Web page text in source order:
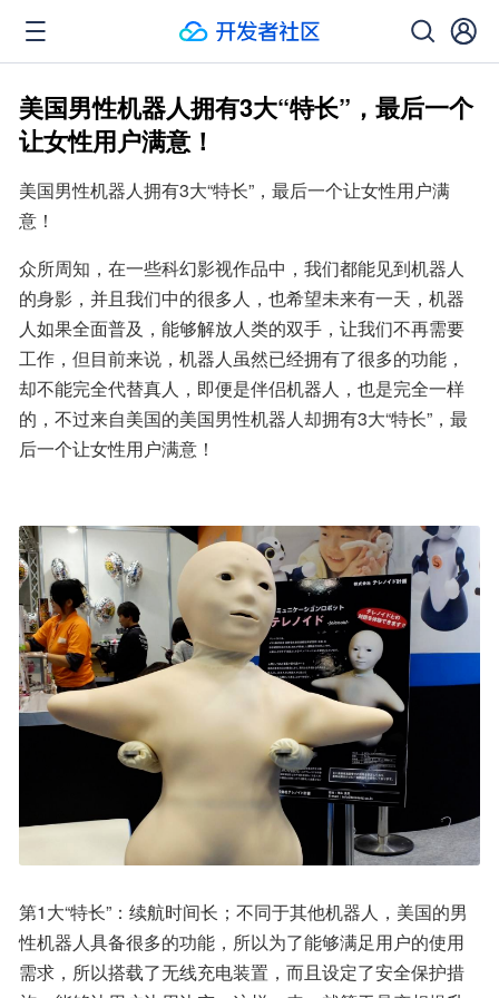
美国男性机器人拥有3大“特长”，最后一个
让女性用户满意！
美国男性机器人拥有3大“特长”，最后一个让女性用户满
意！
众所周知，在一些科幻影视作品中，我们都能见到机器人
的身影，并且我们中的很多人，也希望未来有一天，机器
人如果全面普及，能够解放人类的双手，让我们不再需要
工作，但目前来说，机器人虽然已经拥有了很多的功能，
却不能完全代替真人，即便是伴侣机器人，也是完全一样
的，不过来自美国的美国男性机器人却拥有3大“特长”，最
后一个让女性用户满意！
第1大“特长”：续航时间长；不同于其他机器人，美国的男
性机器人具备很多的功能，所以为了能够满足用户的使用
需求，所以搭载了无线充电装置，而且设定了安全保护措